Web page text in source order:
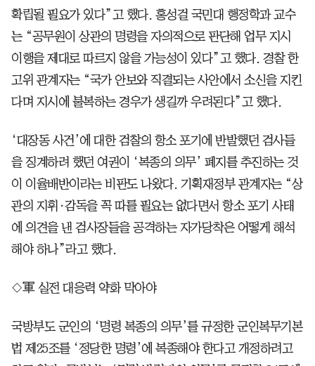
확립될 필요가 있다”고 했다. 홍성걸 국민대 행정학과 교수
는 “공무원이 상관의 명령을 자의적으로 판단해 업무 지시
이행을 제대로 따르지 않을 가능성이 있다”고 했다. 경찰 한
고위 관계자는 “국가 안보와 직결되는 사안에서 소신을 지킨
다며 지시에 불복하는 경우가 생길까 우려된다”고 했다.
‘대장동 사건’에 대한 검찰의 항소 포기에 반발했던 검사들
을 징계하려 했던 여권이 ‘복종의 의무’ 폐지를 추진하는 것
이 이율배반이라는 비판도 나왔다. 기획재정부 관계자는 “상
관의 지휘·감독을 꼭 따를 필요는 없다면서 항소 포기 사태
에 의견을 낸 검사장들을 공격하는 자가당착은 어떻게 해석
해야 하나”라고 했다.
◇軍 실전 대응력 약화 막아야
국방부도 군인의 ‘명령 복종의 의무’를 규정한 군인복무기본
법 제25조를 ‘정당한 명령’에 복종해야 한다고 개정하려고